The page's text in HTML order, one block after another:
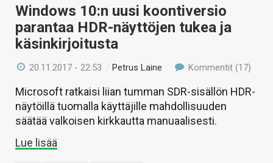
HAKU
Windows 10:n uusi koontiversio
parantaa HDR-näyttöjen tukea ja
käsinkirjoitusta
20.11.2017 - 22:53 /Petrus Laine Kommentit (17)
Microsoft ratkaisi liian tumman SDR-sisällön HDR-
näytöillä tuomalla käyttäjille mahdollisuuden
säätää valkoisen kirkkautta manuaalisesti.
Lue lisää